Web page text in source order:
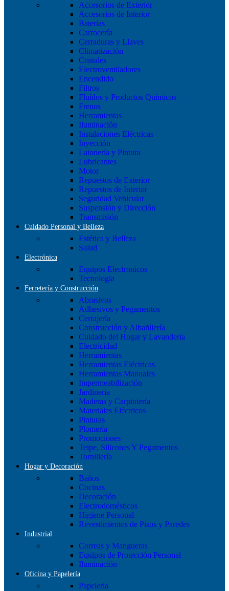
Accesorios de Exterior
Accesorios de Interior
Baterías
Carrocería
Cerraduras y Llaves
Climatización
Cristales
Electroventiladores
Encendido
Filtros
Fluídos y Productos Químicos
Frenos
Herramientas
Iluminación
Instalaciones Eléctricas
Inyección
Latonería y Pintura
Lubricantes
Motor
Repuestos de Exterior
Repuestos de Interior
Seguridad Vehicular
Suspensión y Dirección
Transmisión
Cuidado Personal y Belleza
Estética y Belleza
Salud
Electrónica
Equipos Electronicos
Tecnologia
Ferretería y Construcción
Abrasivos
Adhesivos y Pegamentos
Cerrajería
Construcción y Albañilería
Cuidado del Hogar y Lavanderia
Electricidad
Herramientas
Herramientas Eléctricas
Herramientas Manuales
Impermeabilización
Jardineria
Maderas y Carpintería
Materiales Eléctricos
Pinturas
Plomería
Promociones
Teipe, Silicones Y Pegamentos
Tornillería
Hogar y Decoración
Baños
Cocinas
Decoración
Electrodomésticos
Higiene Personal
Revestimientos de Pisos y Paredes
Industrial
Correas y Mangueras
Equipos de Protección Personal
Iluminación
Oficina y Papelería
Papeleria